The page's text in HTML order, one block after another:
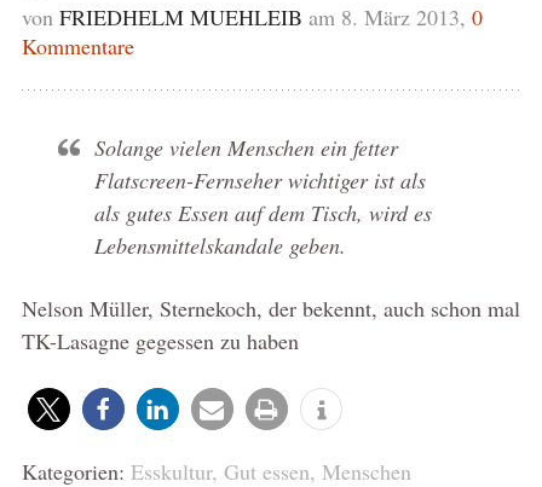
von FRIEDHELM MUEHLEIB am 8. März 2013, 0
Kommentare
Solange vielen Menschen ein fetter
Flatscreen-Fernseher wichtiger ist als
als gutes Essen auf dem Tisch, wird es
Lebensmittelskandale geben.
Nelson Müller, Sternekoch, der bekennt, auch schon mal
TK-Lasagne gegessen zu haben
Kategorien: Esskultur, Gut essen, Menschen